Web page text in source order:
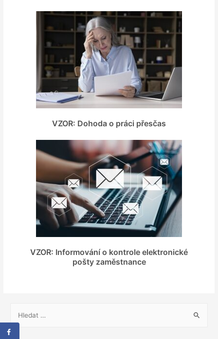
VZOR: Dohoda o práci přesčas
VZOR: Informování o kontrole elektronické
pošty zaměstnance
y